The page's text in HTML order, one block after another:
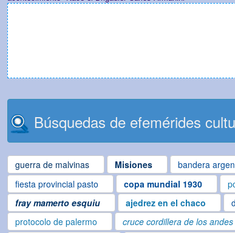
Búsquedas de efemérides
guerra de malvinas Misiones bandera
fiesta provincial pasto
copa mundial 1930
fray mamerto esquiu
ajedrez en el chaco
protocolo de palermo
cruce cordillera de los andes